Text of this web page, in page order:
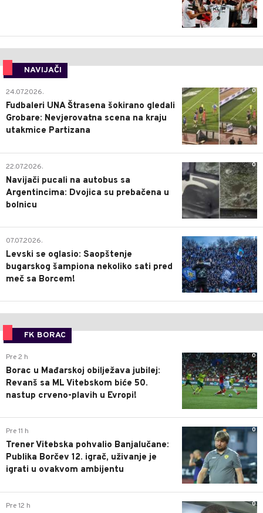
NAVIJAČI
0
24.07.2026.
Fudbaleri UNA Štrasena šokirano gledali
Grobare: Nevjerovatna scena na kraju
utakmice Partizana
0
22.07.2026.
Navijači pucali na autobus sa
Argentincima: Dvojica su prebačena u
bolnicu
1
07.07.2026.
Levski se oglasio: Saopštenje
bugarskog šampiona nekoliko sati pred
meč sa Borcem!
FK BORAC
0
Pre 2 h
Borac u Mađarskoj obilježava jubilej:
Revanš sa ML Vitebskom biće 50.
nastup crveno-plavih u Evropi!
0
Pre 11 h
Trener Vitebska pohvalio Banjalučane:
Publika Borčev 12. igrač, uživanje je
igrati u ovakvom ambijentu
0
Pre 12 h